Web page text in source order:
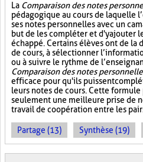
La Comparaison des notes
pédagogique au cours de laquelle
ses notes personnelles avec un
but de les compléter et d'y ajouter
échappé. Certains élèves ont de la
de cours, à sélectionner
ou à suivre le rythme de
Comparaison des notes
efficace pour qu'ils puissent
leurs notes de cours. Cette
seulement une meilleure prise de
travail de coopération entre les
Partage (13) Synthèse (19)